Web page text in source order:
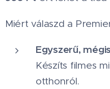
Miért válaszd a
Egyszerű,
Készíts filmes
otthonról.